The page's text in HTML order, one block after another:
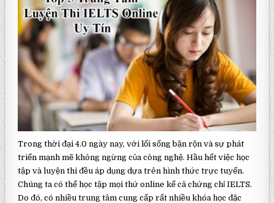
Trong thời đại 4.0 ngày nay, với lối sống bận rộn và sự phát
triển mạnh mẽ không ngừng của công nghệ. Hầu hết việc học
tập và luyện thi đều áp dụng dựa trên hình thức trực tuyến.
Chúng ta có thể học tập mọi thứ online kể cả chứng chỉ IELTS.
Do đó, có nhiều trung tâm cung cấp rất nhiều khóa học đặc